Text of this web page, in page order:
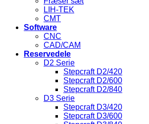
LIH-TEK
CMT
Software
CNC
CAD/CAM
Reservedele
D2 Serie
Stepcraft D2/420
Stepcraft D2/600
Stepcraft D2/840
D3 Serie
Stepcraft D3/420
Stepcraft D3/600